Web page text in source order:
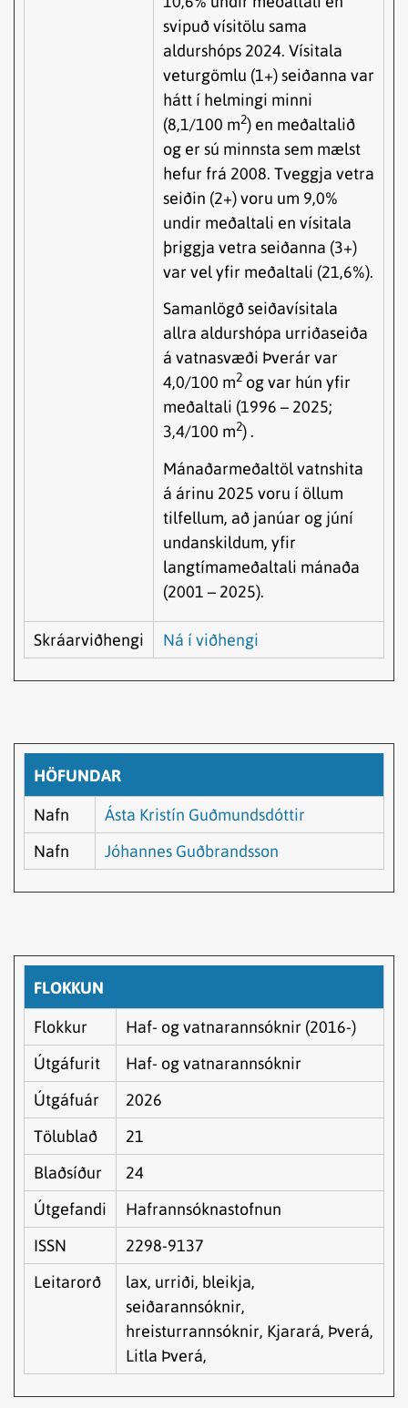
svipuð vísitölu sama
aldurshóps 2024. Vísitala
veturgömlu (1+) seiðanna var
hátt í helmingi minni
(8,1/100 m2) en meðaltalið
og er sú minnsta sem mælst
hefur frá 2008. Tveggja vetra
seiðin (2+) voru um 9,0%
undir meðaltali en vísitala
þriggja vetra seiðanna (3+)
var vel yfir meðaltali (21,6%).
Samanlögð seiðavísitala
allra aldurshópa urriðaseiða
á vatnasvæði Þverár var
4,0/100 m2 og var hún yfir
meðaltali (1996 – 2025;
3,4/100 m2) .
Mánaðarmeðaltöl vatnshita
á árinu 2025 voru í öllum
tilfellum, að janúar og júní
undanskildum, yfir
langtímameðaltali mánaða
(2001 – 2025).
Skráarviðhengi Ná í viðhengi
HÖFUNDAR
Nafn
Ásta Kristín Guðmundsdóttir
Nafn
Jóhannes Guðbrandsson
FLOKKUN
Flokkur
Haf- og vatnarannsóknir (2016-)
Útgáfurit
Haf- og vatnarannsóknir
Útgáfuár
2026
Tölublað
21
Blaðsíður
24
Útgefandi
Hafrannsóknastofnun
ISSN
2298-9137
Leitarorð
lax, urriði, bleikja,
seiðarannsóknir,
hreisturrannsóknir, Kjarará, Þverá,
Litla Þverá,